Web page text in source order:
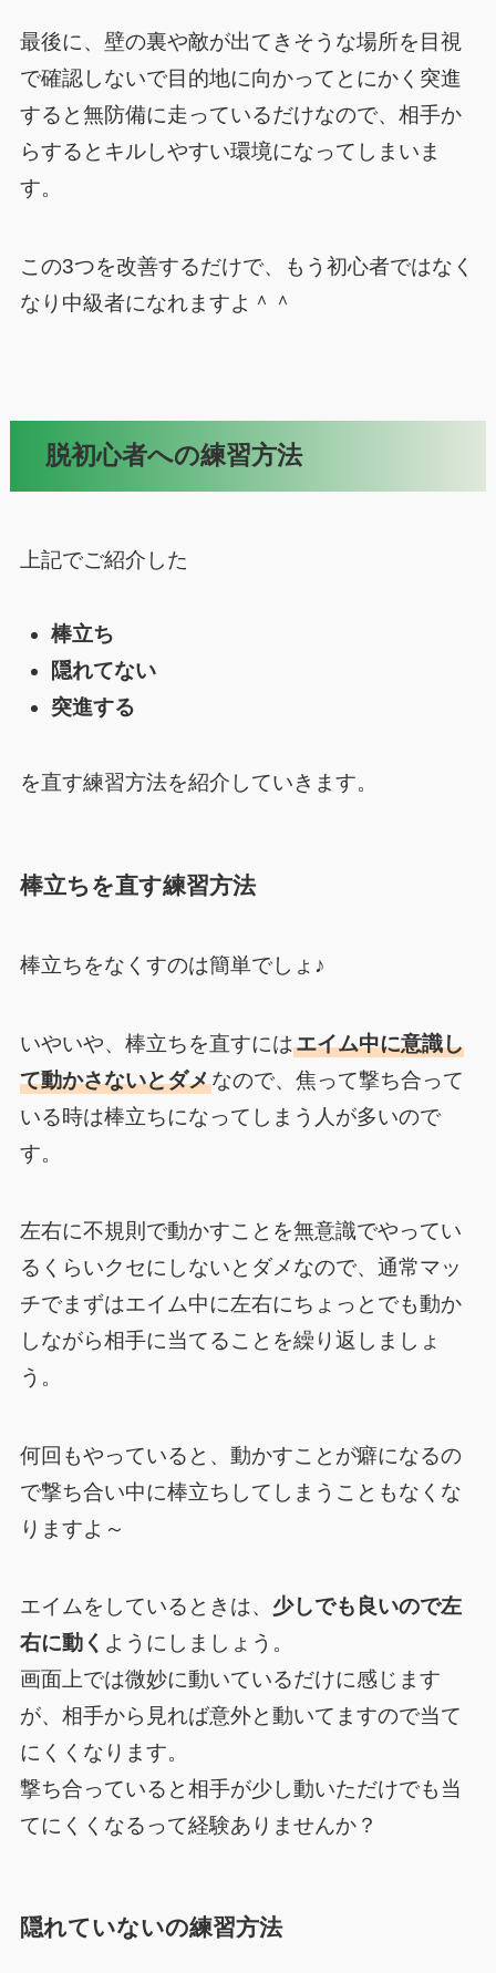
最後に、壁の裏や敵が出てきそうな場所を目視
で確認しないで目的地に向かってとにかく突進
すると無防備に走っているだけなので、相手か
らするとキルしやすい環境になってしまいま
す。
この3つを改善するだけで、もう初心者ではなく
なり中級者になれますよ＾＾
脱初心者への練習方法
上記でご紹介した
棒立ち
隠れてない
突進する
を直す練習方法を紹介していきます。
棒立ちを直す練習方法
棒立ちをなくすのは簡単でしょ♪
いやいや、棒立ちを直すにはエイム中に意識し
て動かさないとダメなので、焦って撃ち合って
いる時は棒立ちになってしまう人が多いので
す。
左右に不規則で動かすことを無意識でやってい
るくらいクセにしないとダメなので、通常マッ
チでまずはエイム中に左右にちょっとでも動か
しながら相手に当てることを繰り返しましょ
う。
何回もやっていると、動かすことが癖になるの
で撃ち合い中に棒立ちしてしまうこともなくな
りますよ～
エイムをしているときは、 少しでも良いので左
右に動く ようにしましょう。
画面上では微妙に動いているだけに感じます
が、相手から見れば意外と動いてますので当て
にくくなります。
撃ち合っていると相手が少し動いただけでも当
てにくくなるって経験ありませんか？
隠れていないの練習方法